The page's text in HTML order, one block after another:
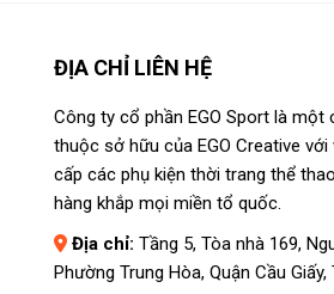
ĐỊA CHỈ LIÊN HỆ
Công ty cổ phần EGO Sport là một
thuộc sở hữu của EGO Creative
cấp các phụ kiện thời trang thể
hàng khắp mọi miền tổ quốc.
Địa chỉ: Tầng 5, Tòa nhà 169,
Phường Trung Hòa, Quận Cầu Giấy,